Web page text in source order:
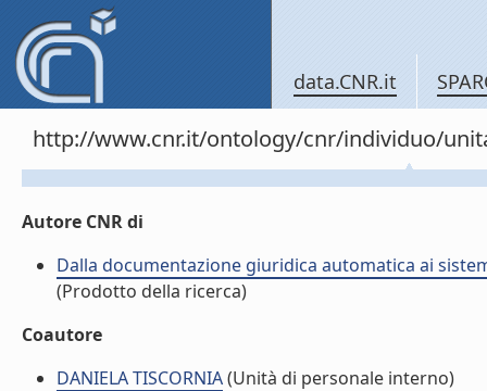
data.CNR.it
http://www.cnr.it/ontology/cnr/individuo/
Autore CNR di
Dalla documentazione giuridica automatica ai
(Prodotto della ricerca)
Coautore
DANIELA TISCORNIA(Unità di personale interno)